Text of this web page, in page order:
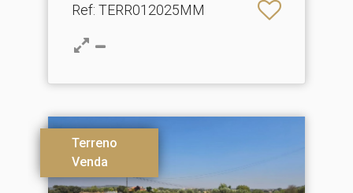
Ref: TERR012025MM
Terreno
Venda